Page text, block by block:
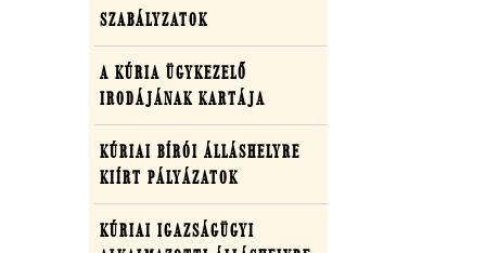
SZABÁLYZATOK
A KÚRIA ÜGYKEZELŐ
IRODÁJÁNAK KARTÁJA
(ÚJ ABLAKBAN NYÍLIK MEG)
KÚRIAI BÍRÓI ÁLLÁSHELYRE
KIÍRT PÁLYÁZATOK
KÚRIAI IGAZSÁGÜGYI